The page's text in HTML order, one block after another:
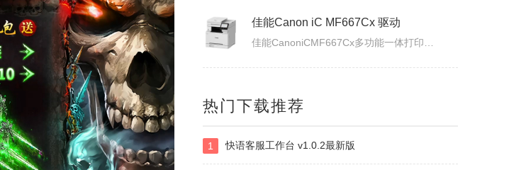
佳能Canon iC MF667Cx 驱动
白金岛南昌麻将
热门下载推荐
1 快语客服工作台 v1.0.2最新版